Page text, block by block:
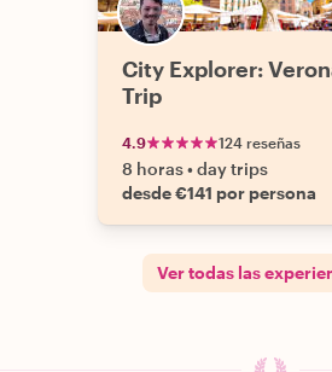
City Explorer:
Trip
4.9 124 reseñas
8 horas•day trips
desde €141 por persona
Ver todas las